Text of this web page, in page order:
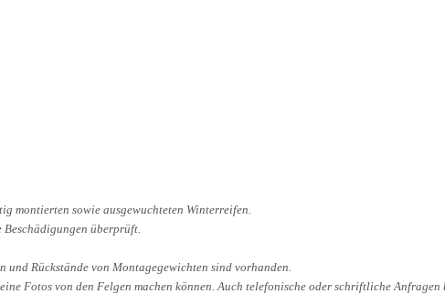
montierten sowie ausgewuchteten Winterreifen.
Beschädigungen überprüft.
und Rückstände von Montagegewichten sind vorhanden.
Fotos von den Felgen machen können. Auch telefonische oder schriftliche